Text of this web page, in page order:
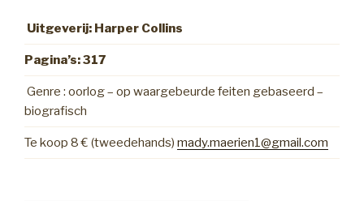
Uitgeverij: Harper Collins
Pagina’s: 317
Genre : oorlog – op waargebeurde feiten gebaseerd –
biografisch
Te koop 8 € (tweedehands) mady.maerien1@gmail.com